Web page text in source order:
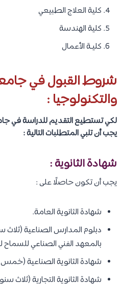
كلية العلاج الطبيعي
كلية الهندسة
كليـة الأعمال
شروط القبول في
والتكنولوجيا :
لكي تستطيع التقديم للدراسة في
يجب أن تلبي المتطلبات التالية :
شهادة الثانوية :
يجب أن تكون حاصلًا على :
شهادة الثانوية العامة.
دبلوم المدارس الصناعية (ثلاث
بالمعهد الفني الصناعي للسماح
شهادة الثانوية الصناعية
شهادة الثانوية التجارية (ثلاث